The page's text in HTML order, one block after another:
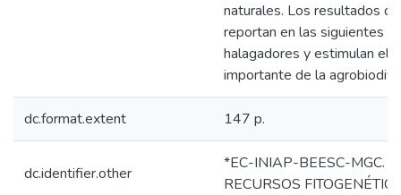
naturales. Los resultados
reportan en las siguientes
halagadores y estimulan el
importante de la
dc.format.extent 147 p.
dc.identifier.other
*EC-INIAP-BEESC-MGC.
RECURSOS